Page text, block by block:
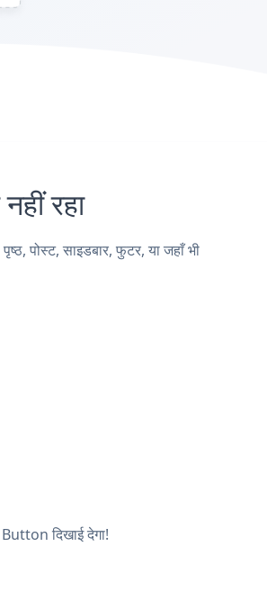
रहा
साइडबार, फुटर, या जहाँ भी
दिखाई देगा!